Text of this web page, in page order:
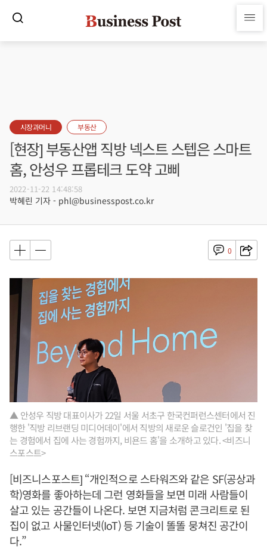
시장과머니 부동산
[현장] 부동산앱 직방 넥스트 스텝은 스마트
홈, 안성우 프롭테크 도약 고삐
2022-11-22 14:48:58
박혜린 기자 - phl@businesspost.co.kr
0
▲ 안성우 직방 대표이사가 22일 서울 서초구 한국컨퍼런스센터에서 진
행한 '직방 리브랜딩 미디어데이'에서 직방의 새로운 슬로건인 '집을 찾
는 경험에서 집에 사는 경험까지, 비욘드 홈'을 소개하고 있다. <비즈니
스포스트>
[비즈니스포스트] “개인적으로 스타워즈와 같은 SF(공상과
학)영화를 좋아하는데 그런 영화들을 보면 미래 사람들이
살고 있는 공간들이 나온다. 보면 지금처럼 콘크리트로 된
집이 없고 사물인터넷(IoT) 등 기술이 똘똘 뭉쳐진 공간이
다.”